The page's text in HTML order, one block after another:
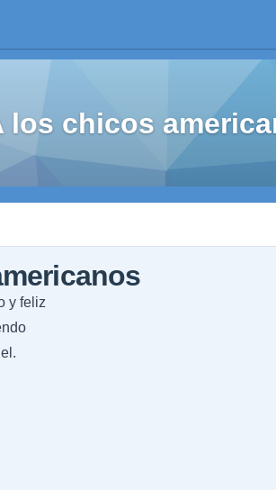
los chicos
y feliz